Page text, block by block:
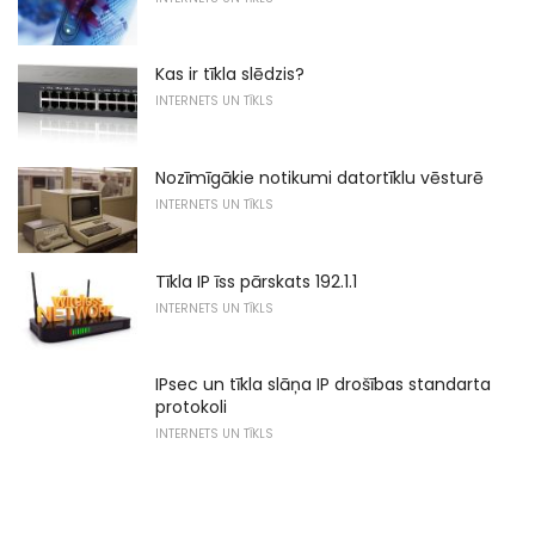
Kas ir tīkla slēdzis?
INTERNETS UN TĪKLS
Nozīmīgākie notikumi datortīklu vēsturē
INTERNETS UN TĪKLS
Tīkla IP īss pārskats 192.1.1
INTERNETS UN TĪKLS
IPsec un tīkla slāņa IP drošības standarta
protokoli
INTERNETS UN TĪKLS